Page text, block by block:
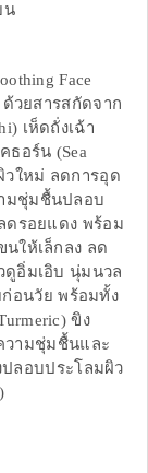
น
Face
ด้วยสารสกัดจาก
เห็ดถั่งเฉ้า
ธอร์น (Sea
วใหม่ ลดการอุด
มชุ่มชื้นปลอบ
ดรอยแดง พร้อม
ให้เล็กลง ลด
ดูอิ่มเอิบ นุ่มนวล
อนวัย พร้อมทั้ง
ขิง
วามชุ่มชื้นและ
ลอบประโลมผิว